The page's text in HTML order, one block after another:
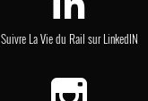
Suivre La Vie du Rail sur LinkedIN